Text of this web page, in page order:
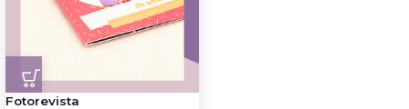
Fotorevista